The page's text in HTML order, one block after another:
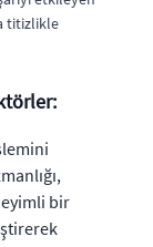
titizlikle
bir